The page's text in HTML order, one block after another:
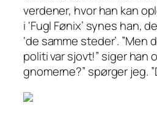
verdener, hvor han kan
i ‘Fugl Fønix’ synes han,
‘de samme steder’. ”Men
politi var sjovt!” siger han
gnomerne?” spørger jeg.